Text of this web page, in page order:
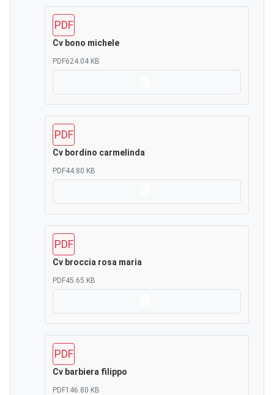
PDF
Cv bono michele
PDF624.04 KB
PDF
Cv bordino carmelinda
PDF44.80 KB
PDF
Cv broccia rosa maria
PDF45.65 KB
PDF
Cv barbiera filippo
PDF146.80 KB